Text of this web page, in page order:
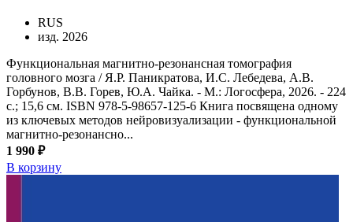
RUS
изд. 2026
Функциональная магнитно-резонансная томография
головного мозга / Я.Р. Паникратова, И.С. Лебедева, А.В.
Горбунов, В.В. Горев, Ю.А. Чайка. - М.: Логосфера, 2026. - 224
с.; 15,6 см. ISBN 978-5-98657-125-6 Книга посвящена одному
из ключевых методов нейровизуализации - функциональной
магнитно-резонансно...
1 990 ₽
В корзину